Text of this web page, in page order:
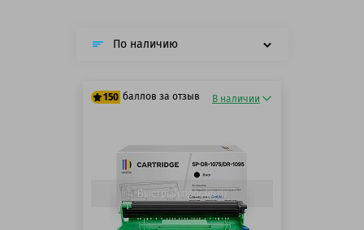
для Konica Minolta
Ricoh
По наличию
150 баллов за отзыв
150 баллов
В наличии
Быстрый просмотр